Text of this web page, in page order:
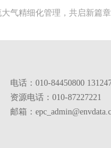
气精细化管理，共启新篇章
电话：010-84450800
资源电话：010-87227221
邮箱：